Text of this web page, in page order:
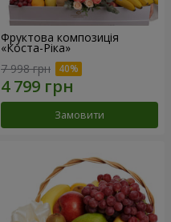
Фруктова композиція
«Коста-Ріка»
7 998 грн
Замовити